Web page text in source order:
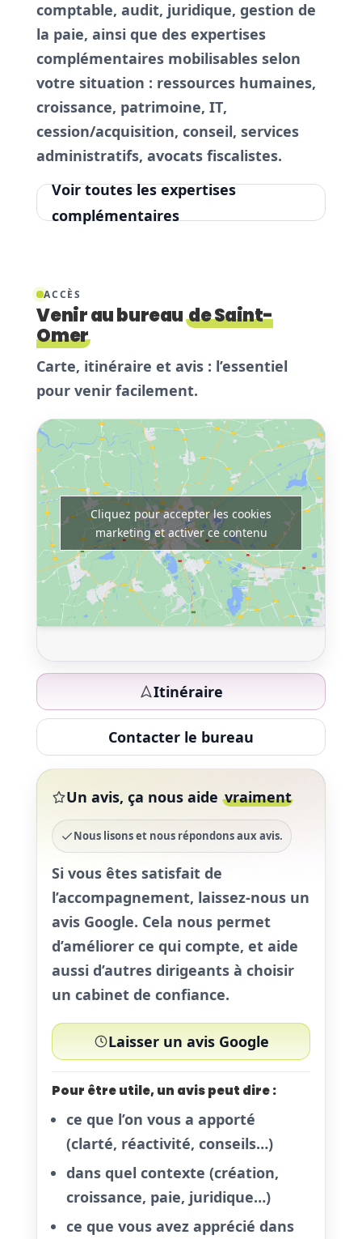
comptable,audit, juridique,gestion de
la paie, ainsi que des expertises
complémentaires mobilisables selon
votre situation : ressources humaines,
croissance, patrimoine,IT,
cession/acquisition,conseil,services
administratifs,avocats fiscalistes.
Voir toutes les expertises
complémentaires
ACCÈS
Venir au bureaude Saint-
Omer
Carte, itinéraire et avis : l’essentiel
pour venir facilement.
Cliquez pour accepter les cookies
marketing et activer ce contenu
Itinéraire
Contacter le bureau
Un avis, ça nous aidevraiment
Nous lisons et nous répondons aux avis.
Si vous êtes satisfait de
l’accompagnement, laissez-nous un
avis Google. Cela nous permet
d’améliorer ce qui compte, et aide
aussi d’autres dirigeants à choisir
un cabinet de confiance.
Laisser un avis Google
Pour être utile, un avis peut dire :
ce que l’on vous a apporté
(clarté, réactivité, conseils…)
dans quel contexte (création,
croissance, paie, juridique…)
ce que vous avez apprécié dans